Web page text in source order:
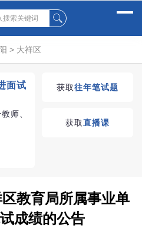
> 大祥区
面试
师、
湖南教师招聘考试优
获取往年笔试题
获取直播课
教育局所属事业单
成绩的公告